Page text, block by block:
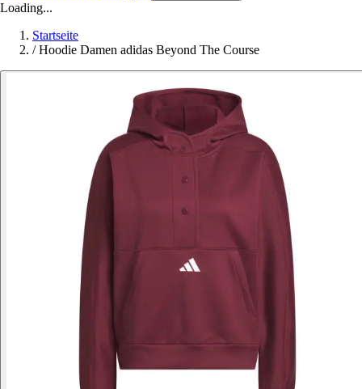
Loading...
Startseite
/ Hoodie Damen adidas Beyond The Course